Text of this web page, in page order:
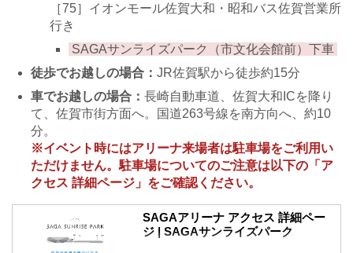
［75］イオンモール佐賀大和・昭和バス佐賀営業所
行き
SAGAサンライズパーク（市文化会館前）下車
徒歩でお越しの場合： JR佐賀駅から徒歩約15分
車でお越しの場合： 長崎自動車道、佐賀大和ICを降り
て、佐賀市街方面へ。国道263号線を南方向へ、約10
分。
※イベント時にはアリーナ来場者は駐車場をご利用い
ただけません。駐車場についてのご注意は以下の「ア
クセス 詳細ページ」をご確認ください。
SAGAアリーナ アクセス 詳細ペー
ジ | SAGAサンライズパーク